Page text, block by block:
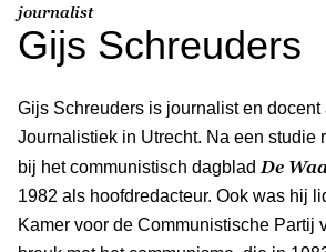
journalist
Gijs Schreuders
Gijs Schreuders is journalist en
Journalistiek in Utrecht. Na een studie
bij het communistisch dagblad De
1982 als hoofdredacteur. Ook was hij
Kamer voor de Communistische Partij